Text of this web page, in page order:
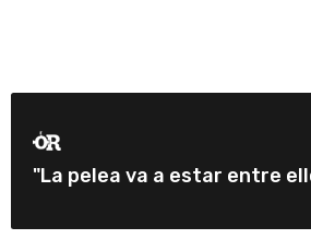
"La pelea va a estar entre